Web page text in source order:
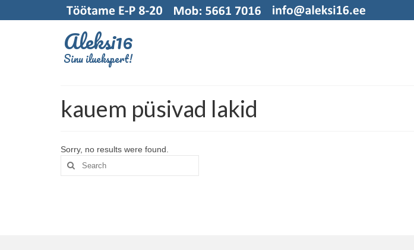
Aleksi16
Sinu iluekspert!
kauem püsivad lakid
Sorry, no results were found.
Search
for: